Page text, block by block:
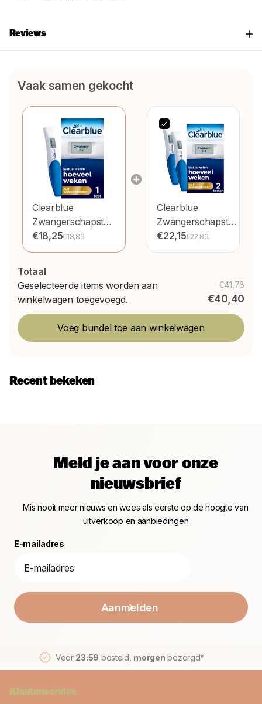
Reviews
Vaak samen gekocht
Clearblue
Zwangerschapstest
Met
Wekenindicator
€18,25€18,89
Clearblue
Zwangerschapstest
Met
Wekenindicator 2st
€22,15€22,89
Totaal
Geselecteerde items worden aan
winkelwagen toegevoegd.
€41,78
€40,40
Voeg bundel toe aan winkelwagen
Recent bekeken
Meld je aan voor onze
nieuwsbrief
Mis nooit meer nieuws en wees als eerste op de hoogte van
uitverkoop en aanbiedingen
E-mailadres
Aanmelden
Voor 23:59 besteld, morgen bezorgd*
Klantenservice